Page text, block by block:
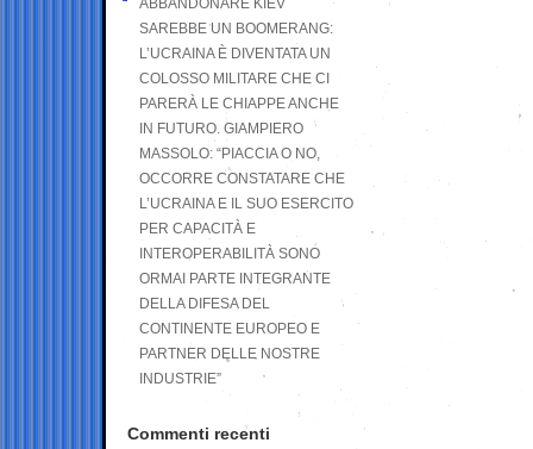
ABBANDONARE KIEV
SAREBBE UN BOOMERANG:
L’UCRAINA È DIVENTATA UN
COLOSSO MILITARE CHE CI
PARERÀ LE CHIAPPE ANCHE
IN FUTURO. GIAMPIERO
MASSOLO: “PIACCIA O NO,
OCCORRE CONSTATARE CHE
L’UCRAINA E IL SUO ESERCITO
PER CAPACITÀ E
INTEROPERABILITÀ SONO
ORMAI PARTE INTEGRANTE
DELLA DIFESA DEL
CONTINENTE EUROPEO E
PARTNER DELLE NOSTRE
INDUSTRIE”
Commenti recenti